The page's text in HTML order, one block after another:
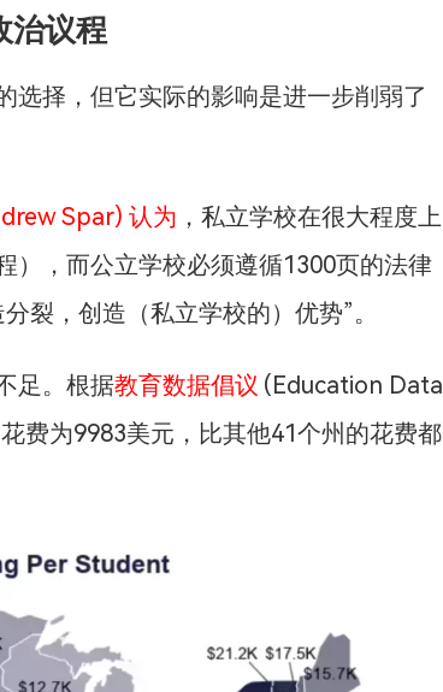
治议程
选择，但它实际的影响是进一步削弱了
Spar) 认为 ，私立学校在很大程度上
），而公立学校必须遵循1300页的法律
裂，创造（私立学校的）优势”。
足。根据教育数据倡议 (Education Data
费为9983美元，比其他41个州的花费都